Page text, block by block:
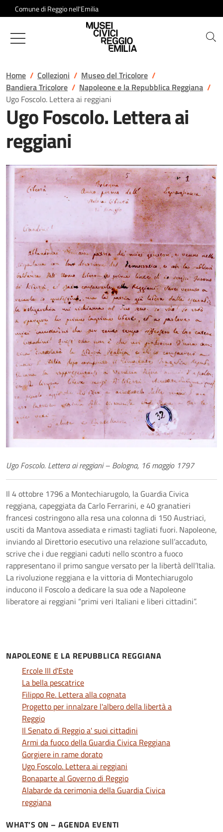
Salta al contenuto
Comune di Reggio nell'Emilia
Musei Civici di Reggio Emilia
Home Collezioni
Museo del Tricolore
Bandiera Tricolore
Napoleone e la Repubblica Reggiana
Ugo Foscolo. Lettera ai reggiani
Ugo Foscolo. Lettera ai
reggiani
Ugo Foscolo. Lettera ai reggiani – Bologna, 16 maggio 1797
Il 4 ottobre 1796 a Montechiarugolo, la Guardia Civica
reggiana, capeggiata da Carlo Ferrarini, e 40 granatieri
francesi costringono alla resa una colonna di 150 Austriaci,
usciti da Mantova assediata e rimasti tagliati fuori. Napoleone,
inviando al Direttorio esecutivo una relazione sull’accaduto,
scrive che i due reggiani caduti nello scontro a fuoco
rappresentano il primo sangue versato per la libertà dell’Italia.
La rivoluzione reggiana e la vittoria di Montechiarugolo
inducono il Foscolo a dedicare la sua ode a Napoleone
liberatore ai reggiani “primi veri Italiani e liberi cittadini”.
NAPOLEONE E LA REPUBBLICA REGGIANA
Ercole III d'Este
La bella pescatrice
Filippo Re. Lettera alla cognata
Progetto per innalzare l'albero della libertà a
Reggio
Il Senato di Reggio a' suoi cittadini
Armi da fuoco della Guardia Civica Reggiana
Gorgiere in rame dorato
Ugo Foscolo. Lettera ai reggiani
Bonaparte al Governo di Reggio
Alabarde da cerimonia della Guardia Civica
reggiana
WHAT’S ON – AGENDA EVENTI